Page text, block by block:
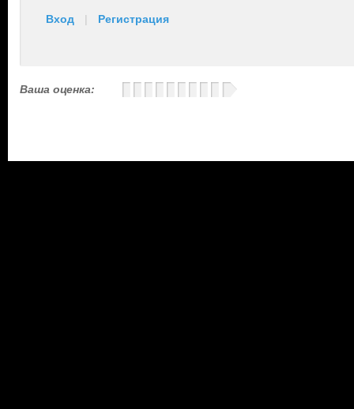
Вход | Регистрация
Ваша оценка: